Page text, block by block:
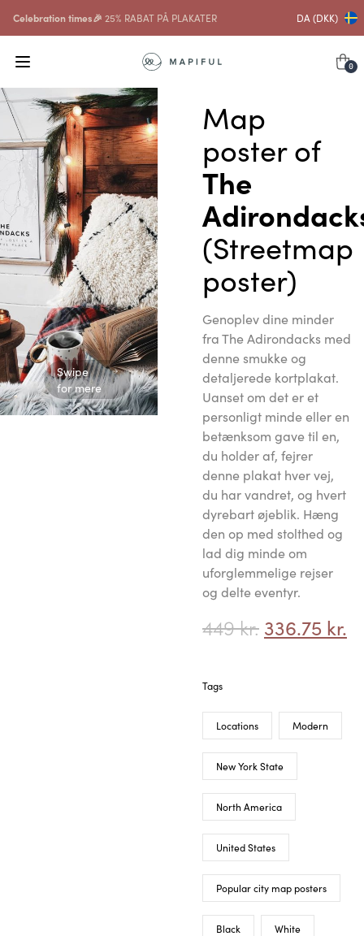
Celebration times🎉 25% RABAT PÅ PLAKATER DA (DKK)
0
Swipe
for mere
Map
poster of
The
(Streetmap
poster)
Genoplev dine minder
fra The Adirondacks med
denne smukke og
detaljerede kortplakat.
Uanset om det er et
personligt minde eller en
betænksom gave til en,
du holder af, fejrer
denne plakat hver vej,
du har vandret, og hvert
dyrebart øjeblik. Hæng
den op med stolthed og
lad dig minde om
uforglemmelige rejser
og delte eventyr.
449kr. 336.75 kr.
Tags
Locations Modern
New York State
North America
United States
Popular city map posters
Black White